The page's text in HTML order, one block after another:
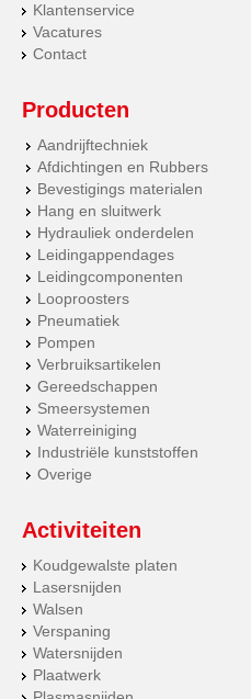
Klantenservice
Vacatures
Contact
Producten
Aandrijftechniek
Afdichtingen en Rubbers
Bevestigings materialen
Hang en sluitwerk
Hydrauliek onderdelen
Leidingappendages
Leidingcomponenten
Looproosters
Pneumatiek
Pompen
Verbruiksartikelen
Gereedschappen
Smeersystemen
Waterreiniging
Industriële kunststoffen
Overige
Activiteiten
Koudgewalste platen
Lasersnijden
Walsen
Verspaning
Watersnijden
Plaatwerk